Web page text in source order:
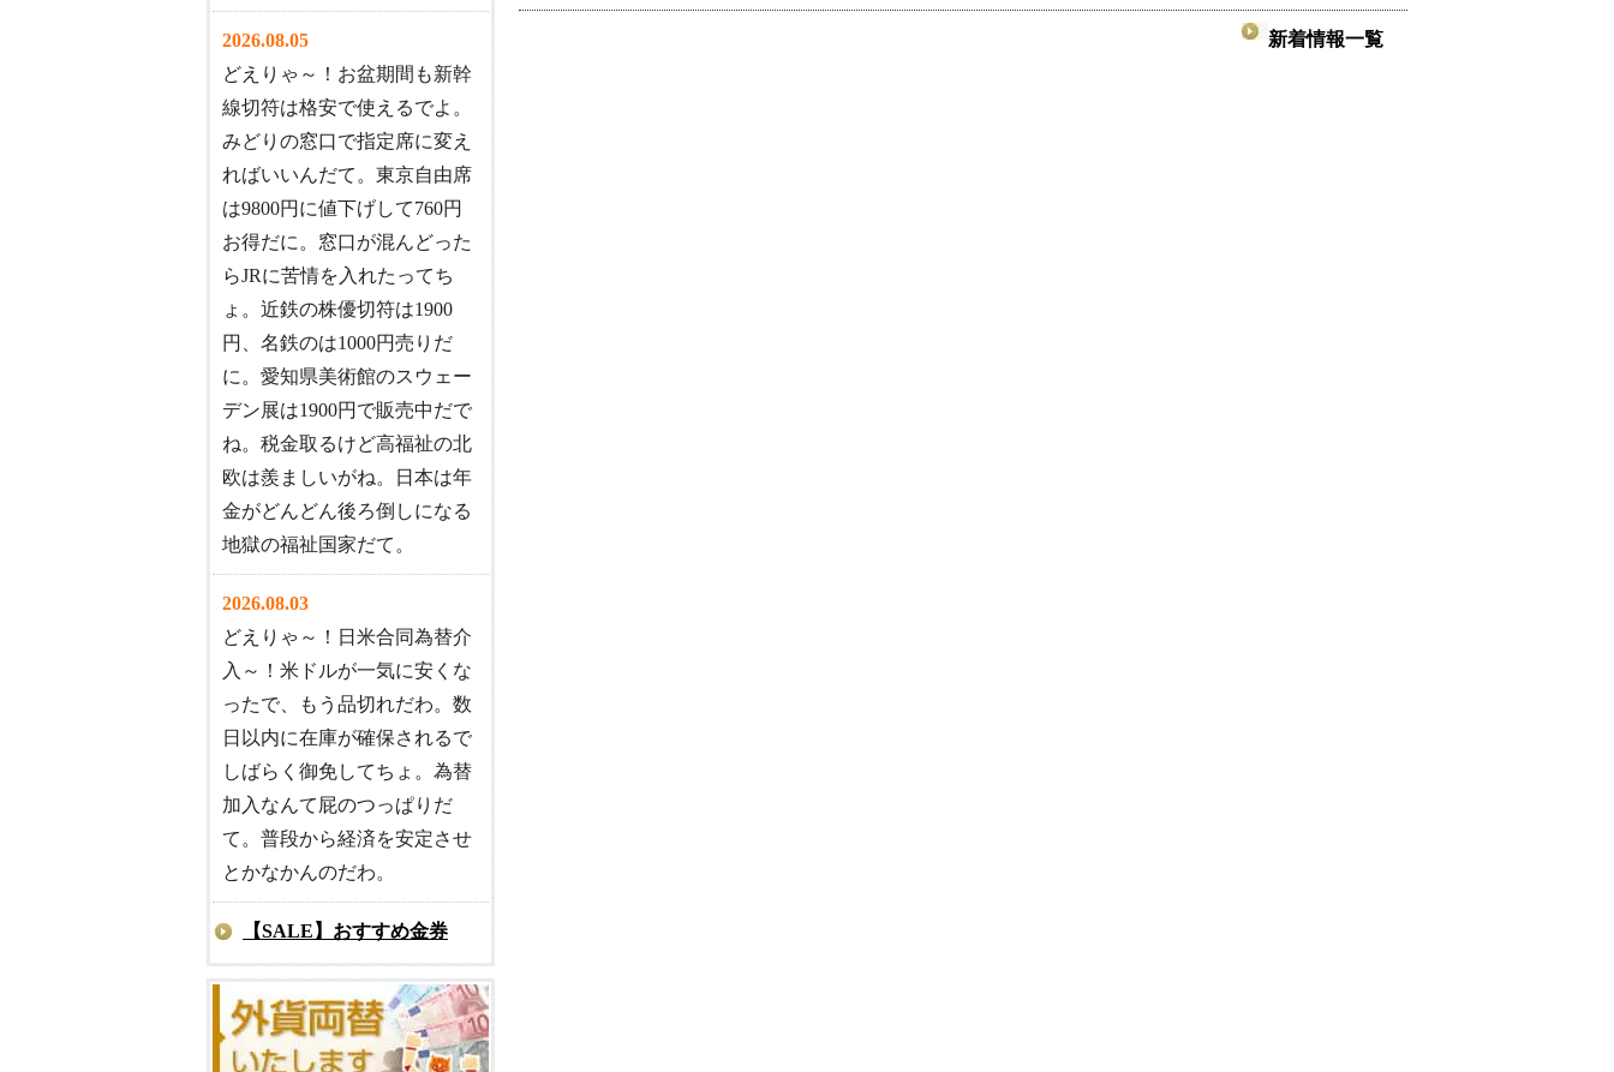
新着情報一覧
2026.08.05
どえりゃ～！お盆期間も新幹
線切符は格安で使えるでよ。
みどりの窓口で指定席に変え
ればいいんだて。東京自由席
は9800円に値下げして760円
お得だに。窓口が混んどった
らJRに苦情を入れたってち
ょ。近鉄の株優切符は1900
円、名鉄のは1000円売りだ
に。愛知県美術館のスウェー
デン展は1900円で販売中だで
ね。税金取るけど高福祉の北
欧は羨ましいがね。日本は年
金がどんどん後ろ倒しになる
地獄の福祉国家だて。
2026.08.03
どえりゃ～！日米合同為替介
入～！米ドルが一気に安くな
ったで、もう品切れだわ。数
日以内に在庫が確保されるで
しばらく御免してちょ。為替
加入なんて屁のつっぱりだ
て。普段から経済を安定させ
とかなかんのだわ。
【SALE】おすすめ金券